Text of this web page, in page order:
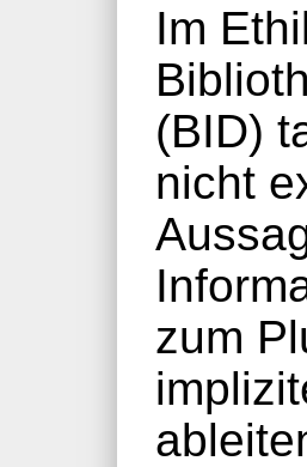
Im
(BID)
nicht
zum